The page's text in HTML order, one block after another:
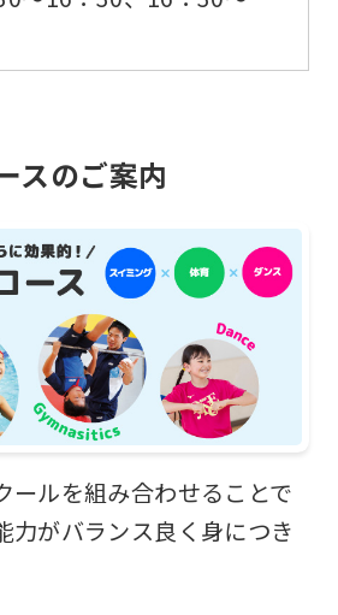
スのご案内
ールを組み合わせることで
力がバランス良く身につき
if
automatic
translation
service,
the
Japanese
version
of
this
will
be